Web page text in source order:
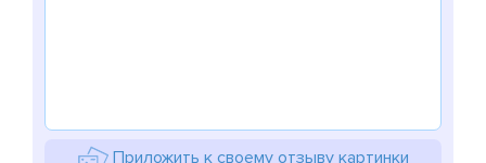
Приложить к своему отзыву картинки